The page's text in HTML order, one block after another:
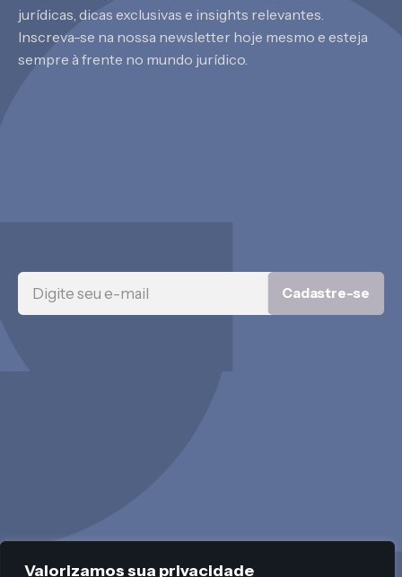
Valorizamos sua privacidade
jurídicas, dicas exclusivas e insights relevantes.
Inscreva-se na nossa newsletter hoje mesmo e esteja
sempre à frente no mundo jurídico.
Cadastre-se